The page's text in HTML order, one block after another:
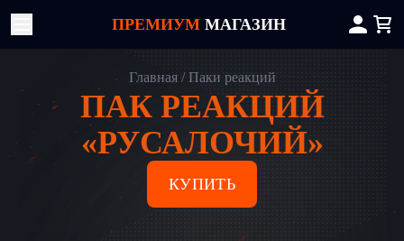
ПРЕМИУМ МАГАЗИН
Главная Паки реакций
ПАК РЕАКЦИЙ
«РУСАЛОЧИЙ»
КУПИТЬ